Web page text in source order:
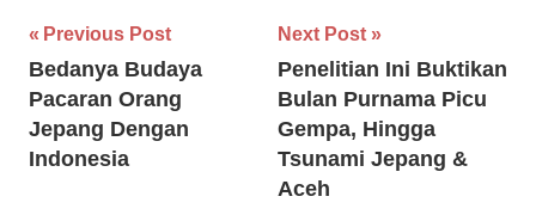
Post
navigation
Previous Post
Bedanya Budaya
Pacaran Orang
Jepang Dengan
Indonesia
Next Post
Penelitian Ini Buktikan
Bulan Purnama Picu
Gempa, Hingga
Tsunami Jepang &
Aceh